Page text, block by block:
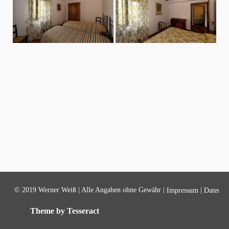
© 2019 Werner Weiß | Alle Angaben ohne Gewähr | Impressum
Theme by Tesseract